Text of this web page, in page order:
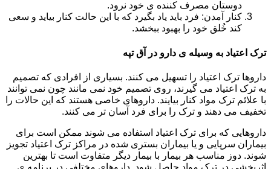
دوستان مصرف کننده ی خود نرود.
کنار آمدن: فرد باید یاد بگیرد که با این حالت کنار بیاید و سعی
کند خُلق خود را بهبود ببخشد.
ترک اعتیاد به وسیله ی دارو در آق تپه
داروها ترک اعتیاد را تسهیل می کنند. بسیاری از افرادی که تصمیم
به ترک اعتیاد می گیرند، روی تصمیم خود نمی مانند چون نمی توانند
با علائم ترک مواد کنار بیایند. داروهای خاصی هستند که این حالات را
تخفیف می دهند و ترک را برای فرد آسان تر می کنند.
داروهایی که برای ترک اعتیاد استفاده می شوند ممکن است برای
بیماران سرپایی و یا بیماران بستری شده در مراکز ترک اعتیاد تجویز
شوند. دوز مناسب هر بیمار با بیمار دیگر متفاوت است تا بهترین
اثربخشی در ترک مواد حاصل شود. داروهای مختلفی در برنامه ی